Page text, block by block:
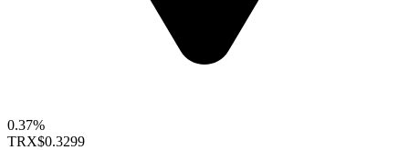
0.37%
TRX$0.3299